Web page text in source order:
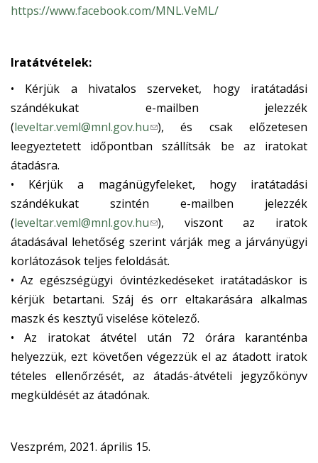
https://www.facebook.com/MNL.VeML/
Iratátvételek:
• Kérjük a hivatalos szerveket, hogy iratátadási
szándékukat e-mailben jelezzék
(leveltar.veml@mnl.gov.hu(
l
n
s
e
n
d
e
), és csak előzetesen
leegyeztetett időpontban szállítsák be az iratokat
átadásra.
• Kérjük a magánügyfeleket, hogy iratátadási
szándékukat szintén e-mailben jelezzék
(leveltar.veml@mnl.gov.hu(
l
i
n
k
s
e
n
d
), viszont az iratok
átadásával lehetőség szerint várják meg a járványügyi
korlátozások teljes feloldását.
• Az egészségügyi óvintézkedéseket iratátadáskor is
kérjük betartani. Száj és orr eltakarására alkalmas
maszk és kesztyű viselése kötelező.
• Az iratokat átvétel után 72 órára karanténba
helyezzük, ezt követően végezzük el az átadott iratok
tételes ellenőrzését, az átadás-átvételi jegyzőkönyv
megküldését az átadónak.
Veszprém, 2021. április 15.